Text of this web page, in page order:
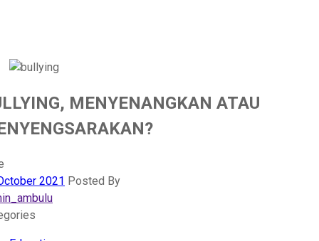
MENYENANGKAN ATAU
2021 Posted By